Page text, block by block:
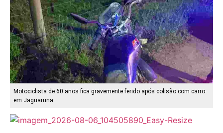
Motociclista de 60 anos fica gravemente ferido após colisão com carro
em Jaguaruna